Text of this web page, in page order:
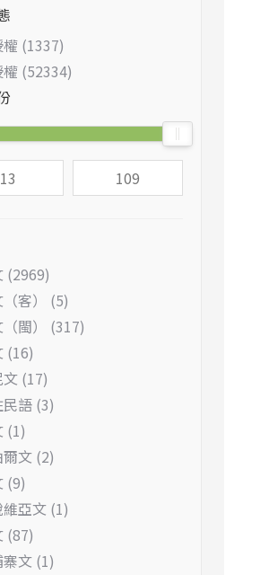
(1337)
(52334)
(2969)
客） (5)
閩） (317)
(16)
(17)
語 (3)
(1)
文 (2)
(9)
亞文 (1)
(87)
文 (1)